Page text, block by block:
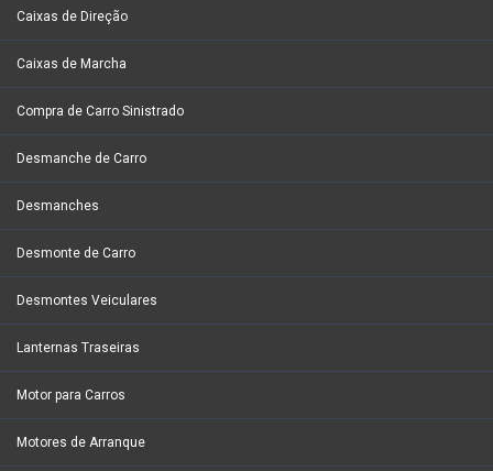
Caixas de Direção
Caixas de Marcha
Compra de Carro Sinistrado
Desmanche de Carro
Desmanches
Desmonte de Carro
Desmontes Veiculares
Lanternas Traseiras
Motor para Carros
Motores de Arranque